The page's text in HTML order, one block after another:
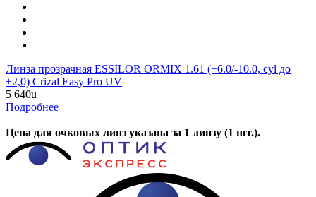
Линза прозрачная ESSILOR ORMIX 1.61 (+6.0/-10.0, cyl до
+2,0) Crizal Easy Pro UV
5 640u
Подробнее
Цена для очковых линз указана за 1 линзу (1 шт.).